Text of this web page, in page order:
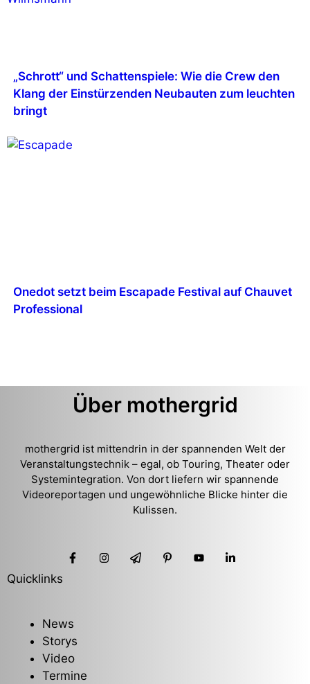
„Schrott“ und Schattenspiele: Wie die Crew den
Klang der Einstürzenden Neubauten zum leuchten
bringt
Onedot setzt beim Escapade Festival auf Chauvet
Professional
Über mothergrid
mothergrid ist mittendrin in der spannenden Welt der
Veranstaltungstechnik – egal, ob Touring, Theater oder
Systemintegration. Von dort liefern wir spannende
Videoreportagen und ungewöhnliche Blicke hinter die
Kulissen.
Quicklinks
News
Storys
Video
Termine